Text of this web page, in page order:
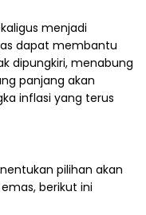
menjadi
dapat membantu
dipungkiri, menabung
panjang akan
inflasi yang terus
pilihan akan
berikut ini